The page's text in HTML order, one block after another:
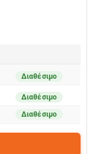
Διαθέσιμο
Διαθέσιμο
Διαθέσιμο